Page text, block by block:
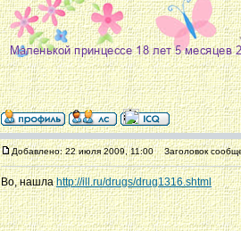
Добавлено: 22 июля 2009, 11:00 Заголовок
Во, нашлаhttp://ill.ru/drugs/drug1316.shtml